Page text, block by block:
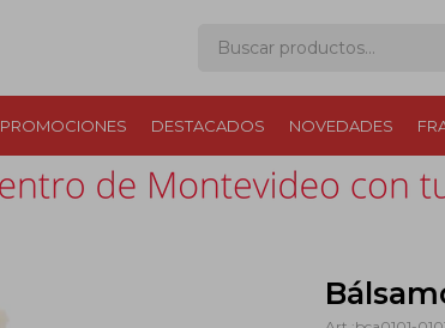
PROMOCIONES DESTACADOS NOVEDADES